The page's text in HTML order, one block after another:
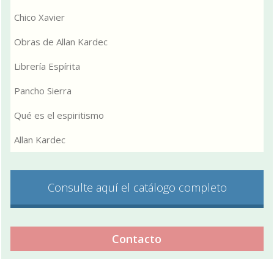
Chico Xavier
Obras de Allan Kardec
Librería Espírita
Pancho Sierra
Qué es el espiritismo
Allan Kardec
Consulte aquí el catálogo completo
Contacto